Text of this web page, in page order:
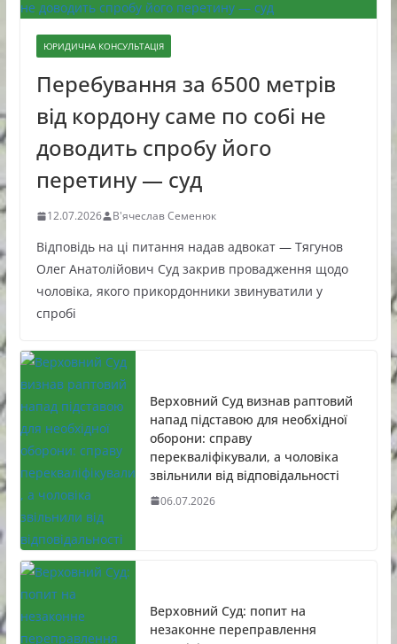
ЮРИДИЧНА КОНСУЛЬТАЦІЯ
Перебування за 6500 метрів
від кордону саме по собі не
доводить спробу його
перетину — суд
12.07.2026 В'ячеслав Семенюк
Відповідь на ці питання надав адвокат — Тягунов
Олег Анатолійович Суд закрив провадження щодо
чоловіка, якого прикордонники звинуватили у
спробі
Верховний Суд визнав раптовий
напад підставою для необхідної
оборони: справу
перекваліфікували, а чоловіка
звільнили від відповідальності
06.07.2026
Верховний Суд: попит на
незаконне переправлення